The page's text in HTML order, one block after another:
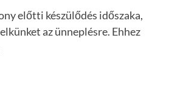
előtti készülődés időszaka,
az ünneplésre. Ehhez